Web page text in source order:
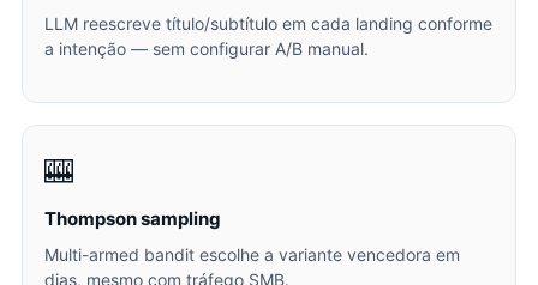
LLM reescreve título/subtítulo em cada landing conforme
a intenção — sem configurar A/B manual.
🎰
Thompson sampling
Multi-armed bandit escolhe a variante vencedora em
dias, mesmo com tráfego SMB.